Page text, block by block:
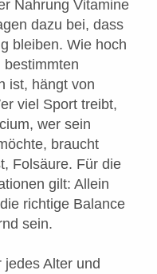
Nahrung Vitamine
dazu bei, dass
bleiben. Wie hoch
ist, hängt von
viel Sport treibt,
wer sein
braucht
Folsäure. Für die
gilt: Allein
richtige Balance
sein.
jedes Alter und